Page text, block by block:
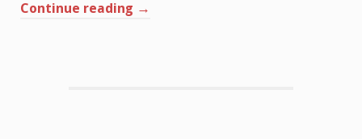
い
Continue reading “フ
→